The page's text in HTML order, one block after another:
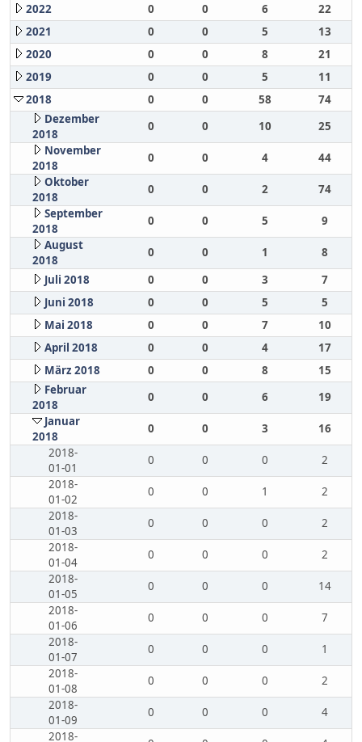
2022
0 0 6
22
2021
0 0 5
13
2020
0 0 8
21
2019
0 0 5
11
2018
0 0 58
74
Dezember
2018
0 0 10
25
November
2018
0 0 4
44
Oktober
2018
0 0 2
74
September
2018
0 0 5
9
August
2018
0 0 1
8
Juli 2018
0 0 3
7
Juni 2018
0 0 5
5
Mai 2018
0 0 7
10
April 2018
0 0 4
17
März 2018
0 0 8
15
Februar
2018
0 0 6
19
Januar
2018
0 0 3
16
2018-
01-01
0 0 0
2
2018-
01-02
0 0 1
2
2018-
01-03
0 0 0
2
2018-
01-04
0 0 0
2
2018-
01-05
0 0 0
14
2018-
01-06
0 0 0
7
2018-
01-07
0 0 0
1
2018-
01-08
0 0 0
2
2018-
01-09
0 0 0
4
2018-